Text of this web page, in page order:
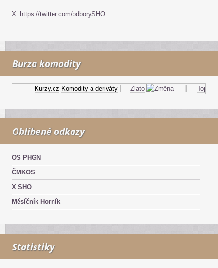
X: https://twitter.com/odborySHO
Burza komodity
Kurzy.cz Komodity a deriváty Zlato Topný
Oblíbené odkazy
OS PHGN
ČMKOS
X SHO
Měsíčník Horník
Statistiky